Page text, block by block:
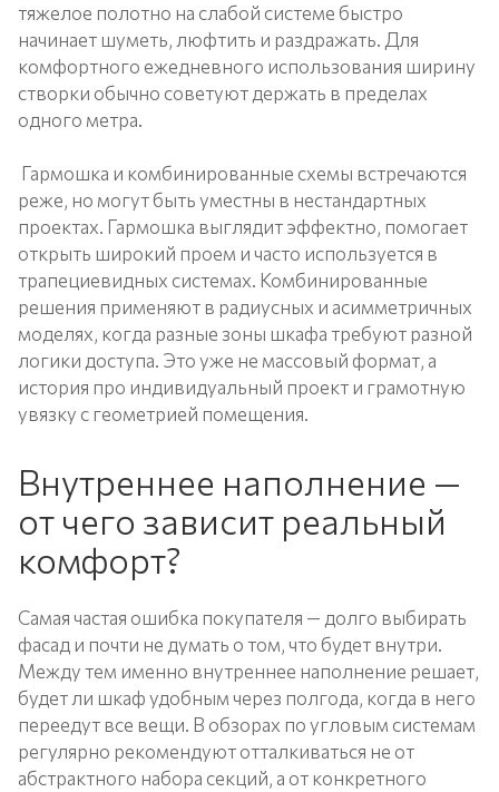
тяжелое полотно на слабой системе быстро
начинает шуметь, люфтить и раздражать. Для
комфортного ежедневного использования ширину
створки обычно советуют держать в пределах
одного метра.
Гармошка и комбинированные схемы встречаются
реже, но могут быть уместны в нестандартных
проектах. Гармошка выглядит эффектно, помогает
открыть широкий проем и часто используется в
трапециевидных системах. Комбинированные
решения применяют в радиусных и асимметричных
моделях, когда разные зоны шкафа требуют разной
логики доступа. Это уже не массовый формат, а
история про индивидуальный проект и грамотную
увязку с геометрией помещения.
Внутреннее наполнение —
от чего зависит реальный
комфорт?
Самая частая ошибка покупателя — долго выбирать
фасад и почти не думать о том, что будет внутри.
Между тем именно внутреннее наполнение решает,
будет ли шкаф удобным через полгода, когда в него
переедут все вещи. В обзорах по угловым системам
регулярно рекомендуют отталкиваться не от
абстрактного набора секций, а от конкретного